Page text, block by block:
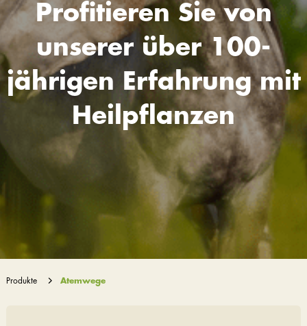
Profitieren Sie von
unserer über 100-
jährigen Erfahrung mit
Heilpflanzen
Produkte Atemwege